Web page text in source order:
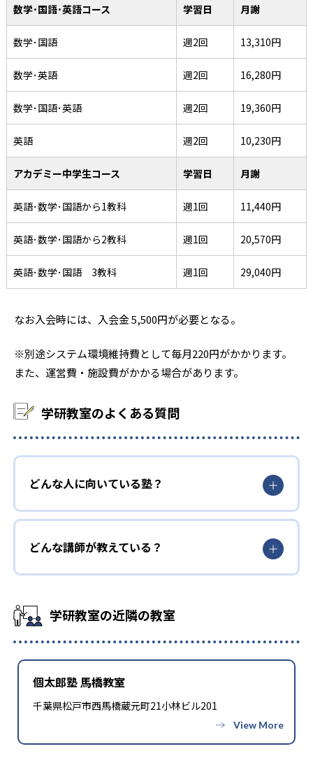
数学･国語･英語コース 学習日 月謝
数学･国語 週2回 13,310円
数学･英語 週2回 16,280円
数学･国語･英語 週2回 19,360円
英語 週2回 10,230円
アカデミー中学生コース 学習日 月謝
英語･数学･国語から1教科 週1回 11,440円
英語･数学･国語から2教科 週1回 20,570円
英語･数学･国語 3教科 週1回 29,040円
なお入会時には、入会金 5,500円が必要となる。
※別途システム環境維持費として毎月220円がかかります。
また、運営費・施設費がかかる場合があります。
学研教室のよくある質問
どんな人に向いている塾？
どんな講師が教えている？
学研教室の近隣の教室
個太郎塾 馬橋教室
千葉県松戸市西馬橋蔵元町21小林ビル201